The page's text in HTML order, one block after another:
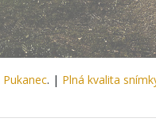
Pukanec. | Plná kvalita